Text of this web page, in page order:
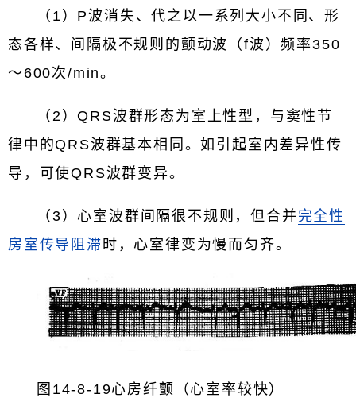
（1）P波消失、代之以一系列大小不同、形
态各样、间隔极不规则的颤动波（f波）频率350
～600次/min。
（2）QRS波群形态为室上性型，与窦性节
律中的QRS波群基本相同。如引起室内差异性传
导，可使QRS波群变异。
（3）心室波群间隔很不规则，但合并 完全性
房室传导阻滞 时，心室律变为慢而匀齐。
图14-8-19心房纤颤（心室率较快）